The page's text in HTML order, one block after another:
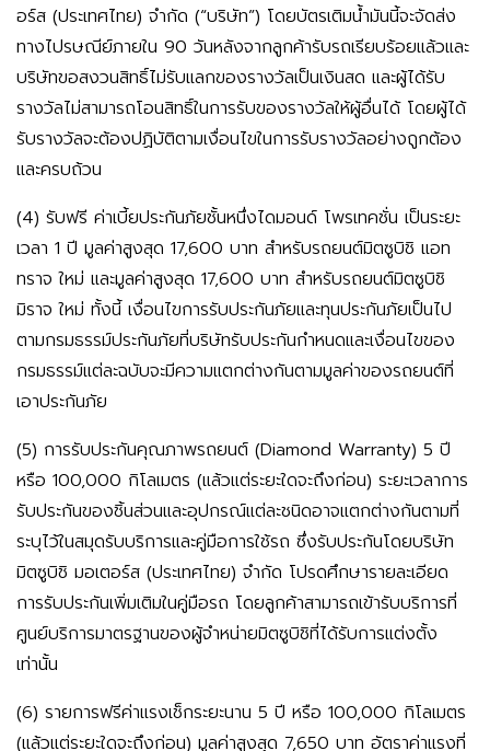
อร์ส (ประเทศไทย) จำกัด (“บริษัท”) โดยบัตรเติมน้ำมันนี้จะจัดส่ง
ทางไปรษณีย์ภายใน 90 วันหลังจากลูกค้ารับรถเรียบร้อยแล้วและ
บริษัทขอสงวนสิทธิ์ไม่รับแลกของรางวัลเป็นเงินสด และผู้ได้รับ
รางวัลไม่สามารถโอนสิทธิ์ในการรับของรางวัลให้ผู้อื่นได้ โดยผู้ได้
รับรางวัลจะต้องปฏิบัติตามเงื่อนไขในการรับรางวัลอย่างถูกต้อง
และครบถ้วน
(4) รับฟรี ค่าเบี้ยประกันภัยชั้นหนึ่งไดมอนด์ โพรเทคชั่น เป็นระยะ
เวลา 1 ปี มูลค่าสูงสุด 17,600 บาท สำหรับรถยนต์มิตซูบิชิ แอท
ทราจ ใหม่ และมูลค่าสูงสุด 17,600 บาท สำหรับรถยนต์มิตซูบิชิ
มิราจ ใหม่ ทั้งนี้ เงื่อนไขการรับประกันภัยและทุนประกันภัยเป็นไป
ตามกรมธรรม์ประกันภัยที่บริษัทรับประกันกำหนดและเงื่อนไขของ
กรมธรรม์แต่ละฉบับจะมีความแตกต่างกันตามมูลค่าของรถยนต์ที่
เอาประกันภัย
(5) การรับประกันคุณภาพรถยนต์ (Diamond Warranty) 5 ปี
หรือ 100,000 กิโลเมตร (แล้วแต่ระยะใดจะถึงก่อน) ระยะเวลาการ
รับประกันของชิ้นส่วนและอุปกรณ์แต่ละชนิดอาจแตกต่างกันตามที่
ระบุไว้ในสมุดรับบริการและคู่มือการใช้รถ ซึ่งรับประกันโดยบริษัท
มิตซูบิชิ มอเตอร์ส (ประเทศไทย) จำกัด โปรดศึกษารายละเอียด
การรับประกันเพิ่มเติมในคู่มือรถ โดยลูกค้าสามารถเข้ารับบริการที่
ศูนย์บริการมาตรฐานของผู้จำหน่ายมิตซูบิชิที่ได้รับการแต่งตั้ง
เท่านั้น
(6) รายการฟรีค่าแรงเช็กระยะนาน 5 ปี หรือ 100,000 กิโลเมตร
(แล้วแต่ระยะใดจะถึงก่อน) มูลค่าสูงสุด 7,650 บาท อัตราค่าแรงที่